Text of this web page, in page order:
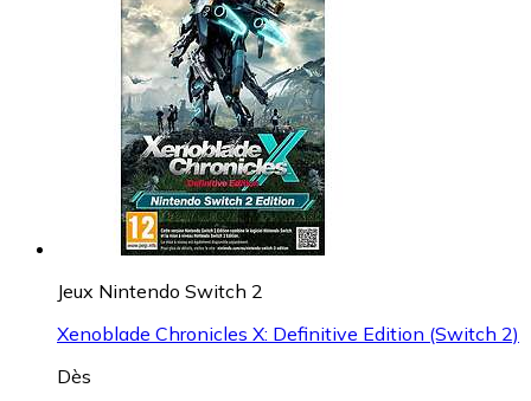
Jeux Nintendo Switch 2
Xenoblade Chronicles X: Definitive Edition (Switch 2)
Dès